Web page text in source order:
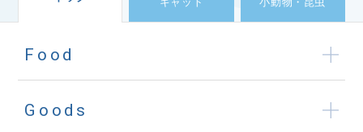
Food
Goods